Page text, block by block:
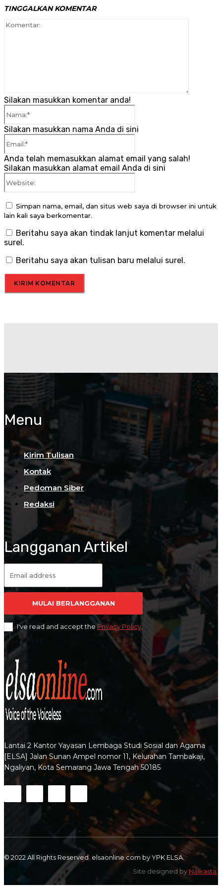
TINGGALKAN KOMENTAR
Silakan masukkan komentar anda!
Silakan masukkan nama Anda di sini
Anda telah memasukkan alamat email yang salah!
Silakan masukkan alamat email Anda di sini
Simpan nama, email, dan situs web saya di browser ini untuk
lain kali saya berkomentar.
Beritahu saya akan tindak lanjut komentar melalui
surel.
Beritahu saya akan tulisan baru melalui surel.
Lantai 2 Kantor Yayasan Lembaga Studi Sosial dan Agama
[ELSA] Jalan Sunan Ampel nomor 11, Kelurahan Tambakaji,
Ngaliyan, Kota Semarang Jawa Tengah 50185
Langganan Artikel
MULAI BERLANGGANAN
I've read and accept thePrivacy Policy
Menu
Kirim Tulisan
Kontak
Pedoman Siber
Redaksi
© 2022 All Rights Reserved. elsaonline.com by YPK ELSA.
Site designed by Naikasta.